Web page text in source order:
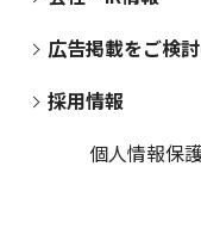
広告掲載をご検
採用情報
個人情報保